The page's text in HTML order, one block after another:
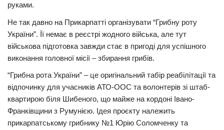
Культура
Шоу-біз
#Війна
руками.
Не так давно на Прикарпатті організувати “Грибну роту
України”. Її немає в реєстрі жодного війська, але тут
військова підготовка завжди стає в пригоді для успішного
виконання головної місії – збирання грибів.
“Грибна рота України” – це оригінальний табір реабілітації та
відпочинку для учасників АТО-ООС та волонтерів зі штаб-
квартирою біля Шибеного, що майже на кордоні Івано-
Франківщини з Румунією. Ідея проєкту належить
прикарпатському грибнику №1 Юрію Соломченку та